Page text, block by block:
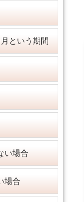
という期間
い場合
場合